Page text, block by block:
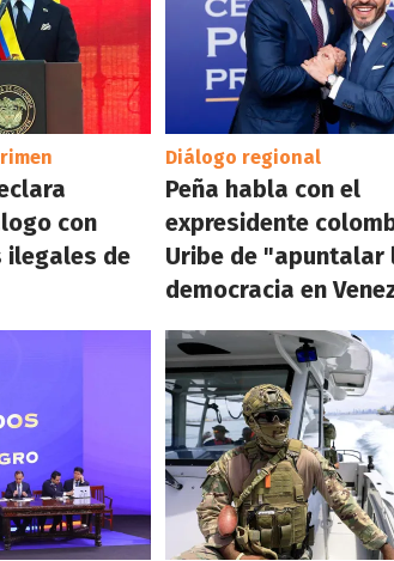
con
ilegales de
Diálogo regional
Peña habla con el
expresidente
Uribe de "apuntalar
democracia en